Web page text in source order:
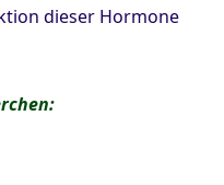
dieser Hormone